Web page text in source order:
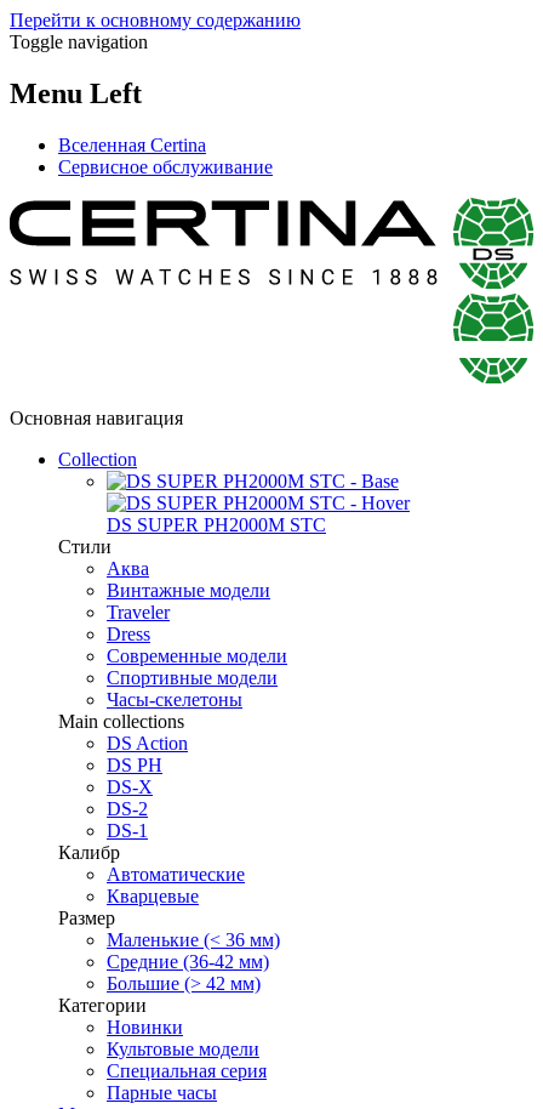
Перейти к основному содержанию
Toggle navigation
Menu Left
Вселенная Certina
Сервисное обслуживание
Основная навигация
Collection
DS SUPER PH2000M STC
Стили
Аква
Винтажные модели
Traveler
Dress
Современные модели
Спортивные модели
Часы-скелетоны
Main collections
DS Action
DS PH
DS-X
DS-2
DS-1
Калибр
Автоматические
Кварцевые
Размер
Маленькие (< 36 мм)
Средние (36-42 мм)
Большие (> 42 мм)
Категории
Новинки
Культовые модели
Специальная серия
Парные часы